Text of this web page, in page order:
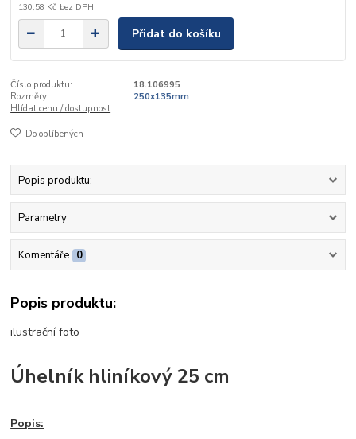
130,58 Kč bez DPH
Přidat do košíku
Číslo produktu:
18.106995
Rozměry:
250x135mm
Hlídat cenu / dostupnost
Do oblíbených
Popis produktu:
Parametry
Komentáře 0
Popis produktu:
ilustrační foto
Úhelník hliníkový 25 cm
Popis: